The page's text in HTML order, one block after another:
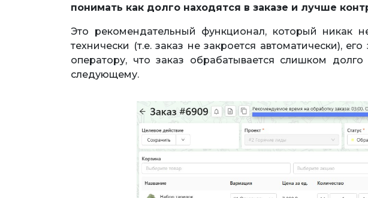
понимать как долго находятся в заказе и лучше
Это рекомендательный функционал, который никак
технически (т.е. заказ не закроется автоматически),
оператору, что заказ обрабатывается слишком
следующему.